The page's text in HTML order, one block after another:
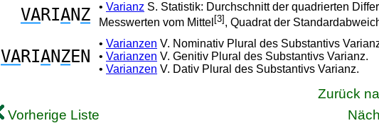
VARIANZ • Varianz S. Statistik: Durchschnitt der quadrierten
Messwerten vom Mittel [3] , Quadrat der
VARIANZEN
• Varianzen V. Nominativ Plural des Substantivs
• Varianzen V. Genitiv Plural des Substantivs Varianz.
• Varianzen V. Dativ Plural des Substantivs Varianz.
Zurück
Vorherige Liste